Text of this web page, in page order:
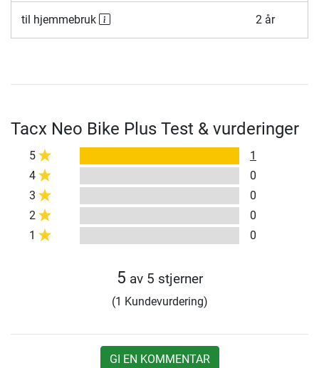
til hjemmebruk 2 år
Tacx Neo Bike Plus Test & vurderinger
5
1
4
0
3
0
2
0
1
0
5 av 5 stjerner
(1 Kundevurdering)
GI EN KOMMENTAR